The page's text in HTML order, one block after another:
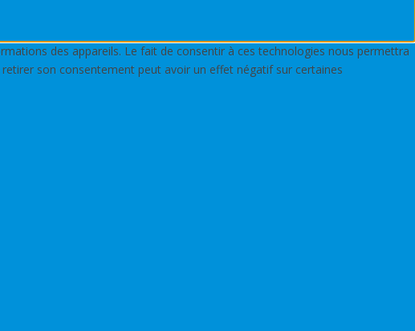
des appareils. Le fait de consentir à ces technologies nous permettra
son consentement peut avoir un effet négatif sur certaines